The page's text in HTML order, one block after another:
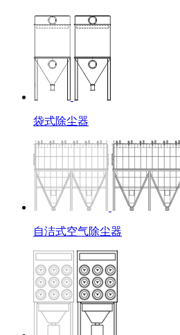
袋式除尘器
自洁式空气除尘器